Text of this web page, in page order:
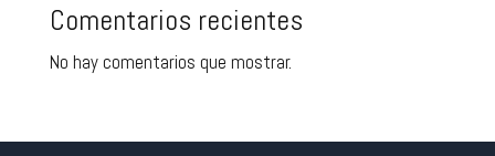
Comentarios recientes
No hay comentarios que mostrar.